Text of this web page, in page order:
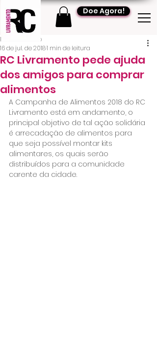
Doe Agora!
RC Livramento pede ajuda
dos amigos para comprar
alimentos
RC Livramento
16 de jul. de 20181 min de leitura
A Campanha de Alimentos 2018 do RC
Livramento está em andamento, o
principal objetivo de tal ação solidária
é arrecadação de alimentos para
que seja possível montar kits
alimentares, os quais serão
distribuídos para a comunidade
carente da cidade.